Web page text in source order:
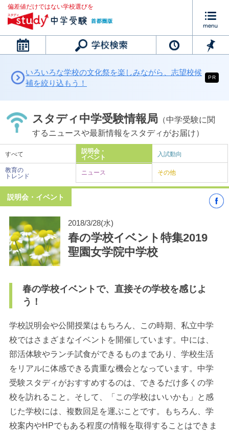
偏差値だけではない学校選びを
カレンダー
学校閲覧履歴はありません
ブックマークした学校
ブックマークした学校はありません
いろいろな学校の文化祭を楽しみながら、志望校候
補を絞り込もう！
PR
スタディ中学受験情報局 （中学受験に関
するニュースや最新情報をスタディがお届け）
すべて
説明会・
イベント
入試動向
教育の
トレンド
ニュース その他
説明会・イベント
2018/3/28(水)
春の学校イベント特集2019
聖園女学院中学校
春の学校イベントで、直接その学校を感じよ
う！
学校説明会や公開授業はもちろん、この時期、私立中学
校ではさまざまなイベントを開催しています。中には、
部活体験やランチ試食ができるものまであり、学校生活
をリアルに体感できる貴重な機会となっています。中学
受験スタディがおすすめするのは、できるだけ多くの学
校を訪れること。そして、「この学校はいいかも」と感
じた学校には、複数回足を運ぶことです。もちろん、学
校案内やHPでもある程度の情報を取得することはできま